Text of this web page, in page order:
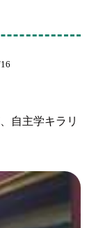
自主学キラリ